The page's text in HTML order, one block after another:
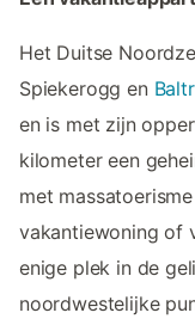
Het Duitse
Spiekerogg en
en is met zijn
kilometer een
met
vakantiewoning of
enige plek in de
noordwestelijke